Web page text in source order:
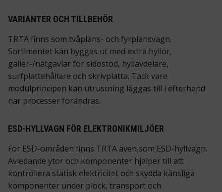
VARIANTER OCH TILLBEHÖR
TRTA finns som tvåplans- och fyrplansvagn.
Sortimentet kan byggas ut med extra hyllor,
galler-/nätgavlar för sidostöd, hyllavdelare,
surfplattehållare och skrivplatta. Tack vare
modulprincipen kan utrustning läggas till i efterhand
när processer förändras.
ESD-HYLLVAGN FÖR ELEKTRONIKMILJÖER
För ESD-områden finns TRTA även som ESD-hyllvagn.
Avledande ytor och komponenter hjälper till att
kontrollera statisk elektricitet och skydda känsliga
komponenter under plock, transport och